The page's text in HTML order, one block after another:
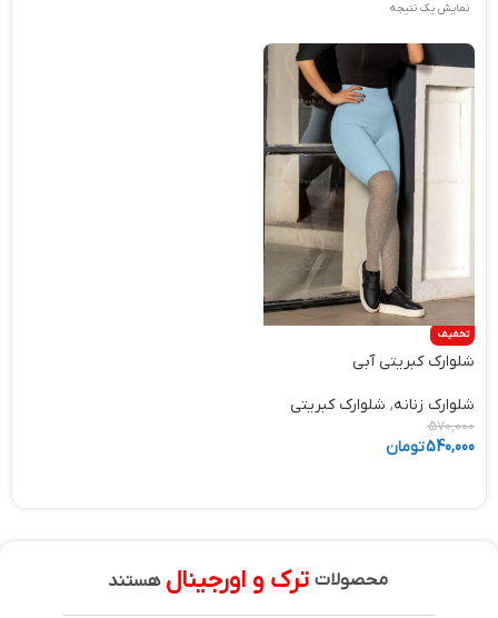
نمایش یک نتیجه
تخفیف
شلوارک کبریتی آبی
شلوارک زنانه, شلوارک کبریتی
570,000
540,000تومان
محصولات ترک و اورجینال هستند